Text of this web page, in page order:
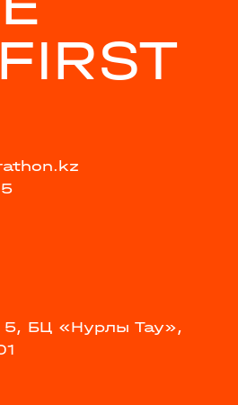
БЦ «Нурлы Тау»,